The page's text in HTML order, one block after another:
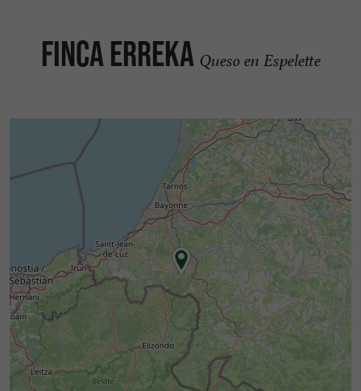
Finca Erreka Queso en Espelette